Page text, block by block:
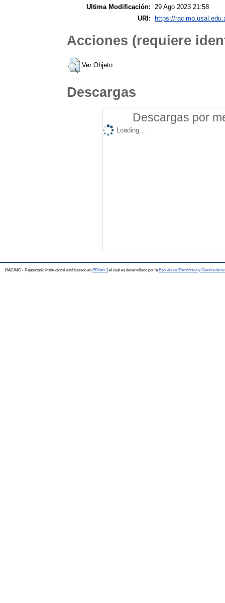
Ultima Modificación: 29 Ago 2023 21:58
URI:
https://
Acciones (requiere
Ver Objeto
Descargas
Descargas por
Loading...
RACIMO - Repositorio Institucional está basado en EPrints 3el cual es desarrollado por la Escuela de Electrónica y Ciencia de la